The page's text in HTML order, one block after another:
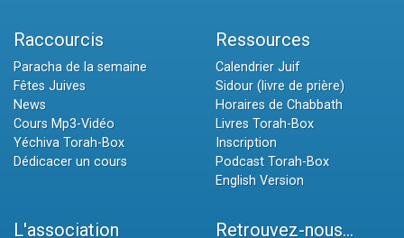
Raccourcis
Paracha de la semaine
Fêtes Juives
News
Cours Mp3-Vidéo
Yéchiva Torah-Box
Dédicacer un cours
Ressources
Calendrier Juif
Sidour (livre de prière)
Horaires de Chabbath
Livres Torah-Box
Inscription
Podcast Torah-Box
English Version
L'association Retrouvez-nous...